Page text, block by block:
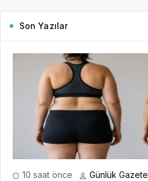
Son Yazılar
10 saat önce Günlük Gazete